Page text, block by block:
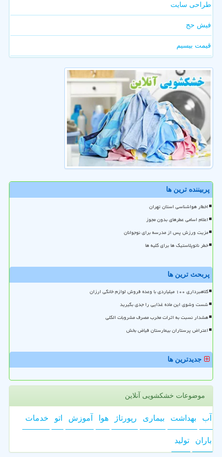
طراحی سایت
فیش حج
قیمت بیسیم
پربیننده ترین ها
اخطار هواشناسی استان تهران
اعلام اسامی عطرهای بدون مجوز
مزیت ورزش پس از مدرسه برای نوجوانان
خطر نانوپلاستیک ها برای کلیه ها
پربحث ترین ها
کلاهبرداری ۱۰۰ میلیاردی با وعده فروش لوازم خانگی ارزان
شست وشوی این ماده غذایی را جدی بگیرید
هشدار نسبت به اثرات مخرب مصرف مشروبات الکلی
اعتراض پرستاران بیمارستان فیاض بخش
جدیدترین ها
موضوعات خشکشویی آنلاین
آب بهداشت بیماری رپورتاژ هوا آموزش اتو خدمات
باران تولید